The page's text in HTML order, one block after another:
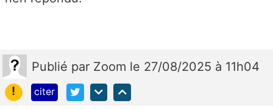
Publié par Zoom le 27/08/2025 à 11h04
!
citer